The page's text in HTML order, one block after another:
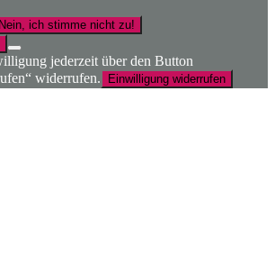
Nein, ich stimme nicht zu!
jederzeit über den Button
widerrufen.
Einwilligung widerrufen